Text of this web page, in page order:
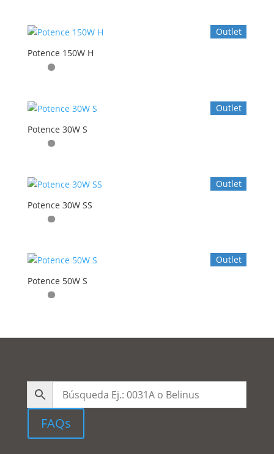
Outlet
Potence 150W H
Outlet
Potence 30W S
Outlet
Potence 30W SS
Outlet
Potence 50W S
FAQs